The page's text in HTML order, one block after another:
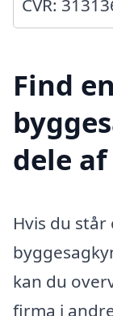
CVR:
Find en
dele
Hvis du
kan du
firma i